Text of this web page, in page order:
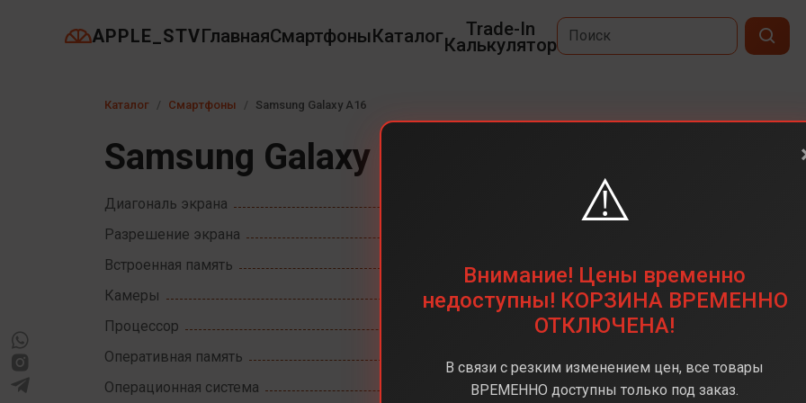
APPLE_STVГлавнаяСмартфоныКаталог Trade-In
Калькулятор
Каталог Смартфоны Samsung Galaxy A16
Samsung Galaxy A16
Диагональ экрана
Разрешение экрана
Встроенная память
Камеры
50
Процессор
MediaTek Helio G99
Оперативная память
Операционная система
Android 14
⚠️
Внимание! Цены временно
недоступны! КОРЗИНА ВРЕМЕННО
ОТКЛЮЧЕНА!
В связи с резким изменением цен, все товары
ВРЕМЕННО доступны только под заказ.